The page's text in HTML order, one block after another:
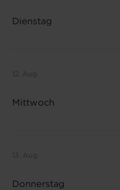
Dienstag
12. Aug.
Mittwoch
13. Aug.
Donnerstag